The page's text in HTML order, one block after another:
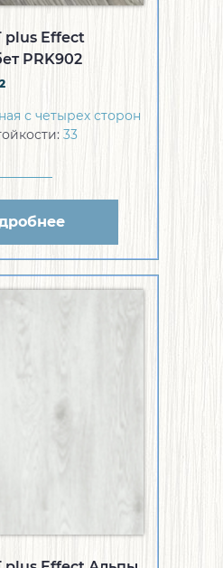
plus Effect
PRK902
с четырех сторон
33